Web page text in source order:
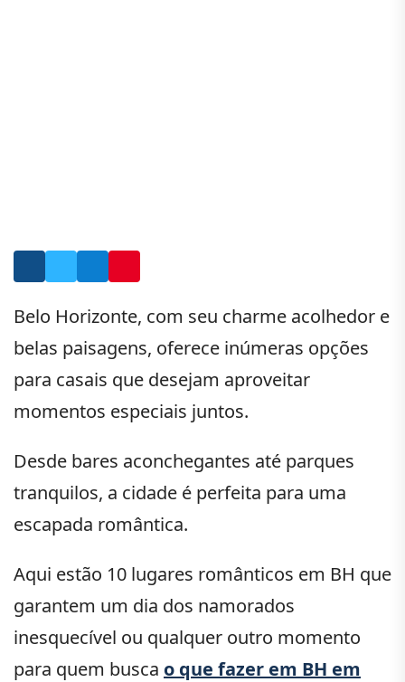
Belo Horizonte, com seu charme acolhedor e
belas paisagens, oferece inúmeras opções
para casais que desejam aproveitar
momentos especiais juntos.
Desde bares aconchegantes até parques
tranquilos, a cidade é perfeita para uma
escapada romântica.
Aqui estão 10 lugares românticos em BH que
garantem um dia dos namorados
inesquecível ou qualquer outro momento
para quem busca o que fazer em BH em